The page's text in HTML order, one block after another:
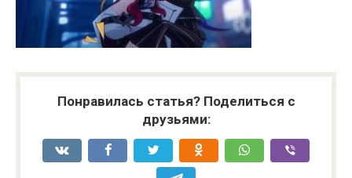
Понравилась статья? Поделиться с
друзьями: